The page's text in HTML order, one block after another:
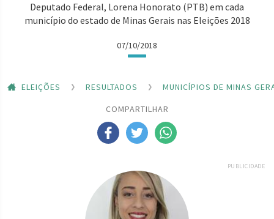
Deputado Federal, Lorena Honorato (PTB) em cada
município do estado de Minas Gerais nas Eleições 2018
07/10/2018
ELEIÇÕES RESULTADOS
MUNICÍPIOS DE MINAS
COMPARTILHAR
PUBLICIDADE